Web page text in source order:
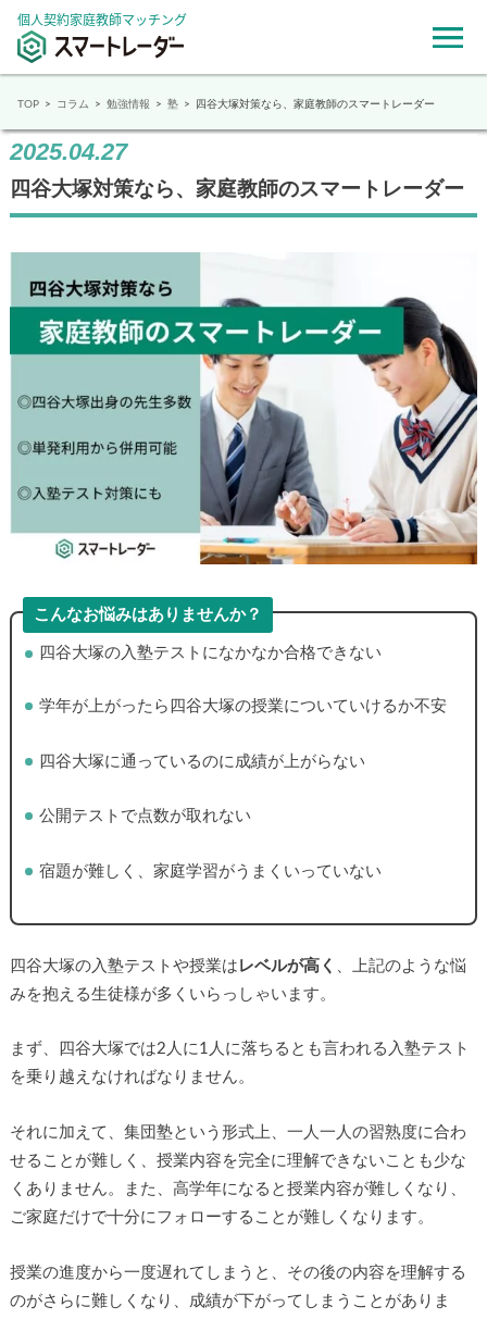
個人契約家庭教師マッチング
▶
▶
TOP コラム 勉強情報 塾 四谷大塚対策なら、家庭教師のスマートレーダー
2025.04.27
四谷大塚対策なら、家庭教師のスマートレーダー
こんなお悩みはありませんか？
四谷大塚の入塾テストになかなか合格できない
学年が上がったら四谷大塚の授業についていけるか不安
四谷大塚に通っているのに成績が上がらない
公開テストで点数が取れない
宿題が難しく、家庭学習がうまくいっていない
四谷大塚の入塾テストや授業は レベルが高く
、上記のような悩
みを抱える生徒様が多くいらっしゃいます。
まず、四谷大塚では2人に1人に落ちるとも言われる入塾テスト
を乗り越えなければなりません。
それに加えて、集団塾という形式上、一人一人の習熟度に合わ
せることが難しく、授業内容を完全に理解できないことも少な
くありません。また、高学年になると授業内容が難しくなり、
ご家庭だけで十分にフォローすることが難しくなります。
授業の進度から一度遅れてしまうと、その後の内容を理解する
のがさらに難しくなり、成績が下がってしまうことがありま